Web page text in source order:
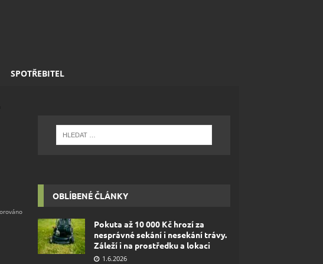
SPOTŘEBITEL
OBLÍBENÉ ČLÁNKY
Pokuta až 10 000 Kč hrozí za
nesprávné sekání i nesekání trávy.
Záleží i na prostředku a lokaci
1.6.2026